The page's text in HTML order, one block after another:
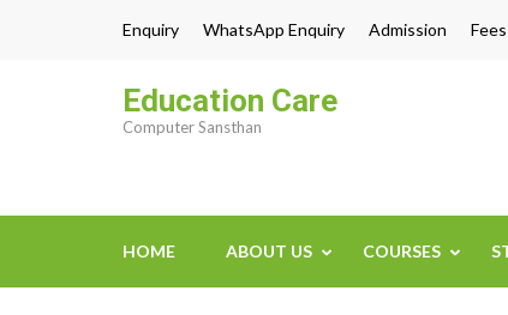
Enquiry WhatsApp Enquiry Admission
Education Care
Computer Sansthan
HOME ABOUT US COURSES